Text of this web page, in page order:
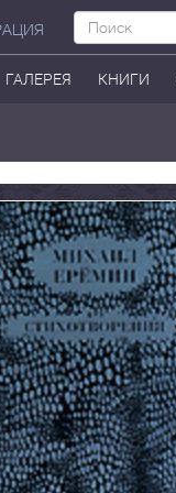
ГАЛЕРЕЯ КНИГИ